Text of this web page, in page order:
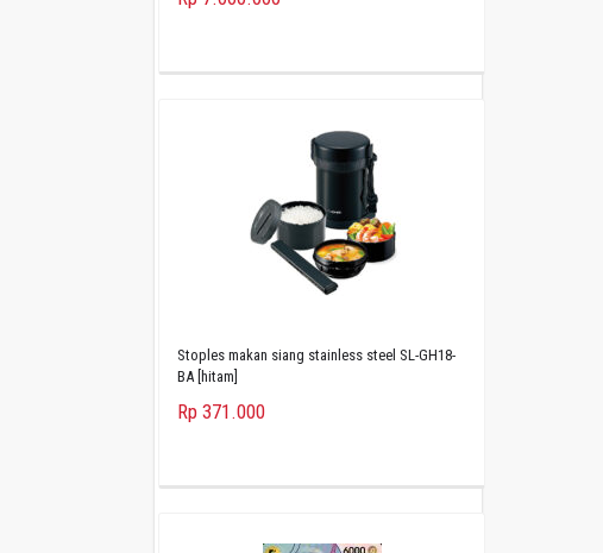
Stoples makan siang stainless steel SL-GH18-
BA [hitam]
Rp 371.000